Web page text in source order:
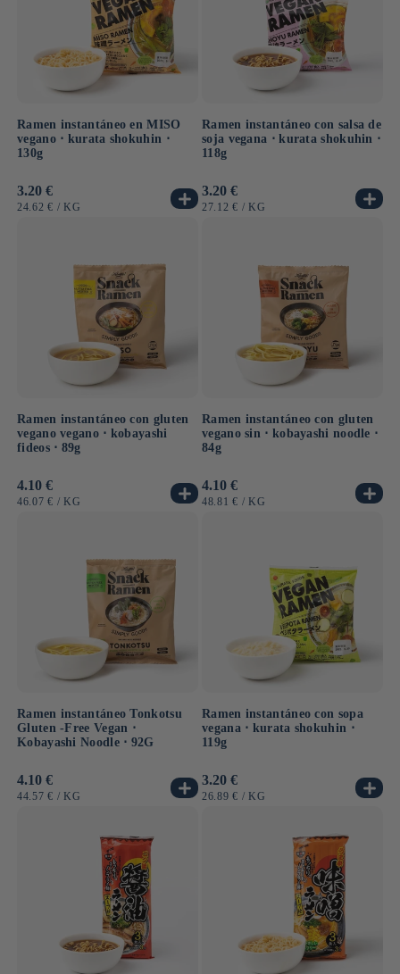
Ramen instantáneo en MISO
vegano ⋅ kurata shokuhin ⋅
130g
Precio
habitual
3.20 €
PRECIO
24.62 € / POR
KG
Ramen instantáneo con salsa de
soja vegana ⋅ kurata shokuhin ⋅
118g
Precio
habitual
3.20 €
PRECIO
27.12 € / POR
KG
Ramen instantáneo con gluten
vegano vegano ⋅ kobayashi
fideos ⋅ 89g
Precio
habitual
4.10 €
PRECIO
46.07 € / POR
KG
Ramen instantáneo con gluten
vegano sin ⋅ kobayashi noodle ⋅
84g
Precio
habitual
4.10 €
PRECIO
48.81 € / POR
KG
Ramen instantáneo Tonkotsu
Gluten -Free Vegan ⋅
Kobayashi Noodle ⋅ 92G
Precio
habitual
4.10 €
PRECIO
44.57 € / POR
KG
Ramen instantáneo con sopa
vegana ⋅ kurata shokuhin ⋅
119g
Precio
habitual
3.20 €
PRECIO
26.89 € / POR
KG